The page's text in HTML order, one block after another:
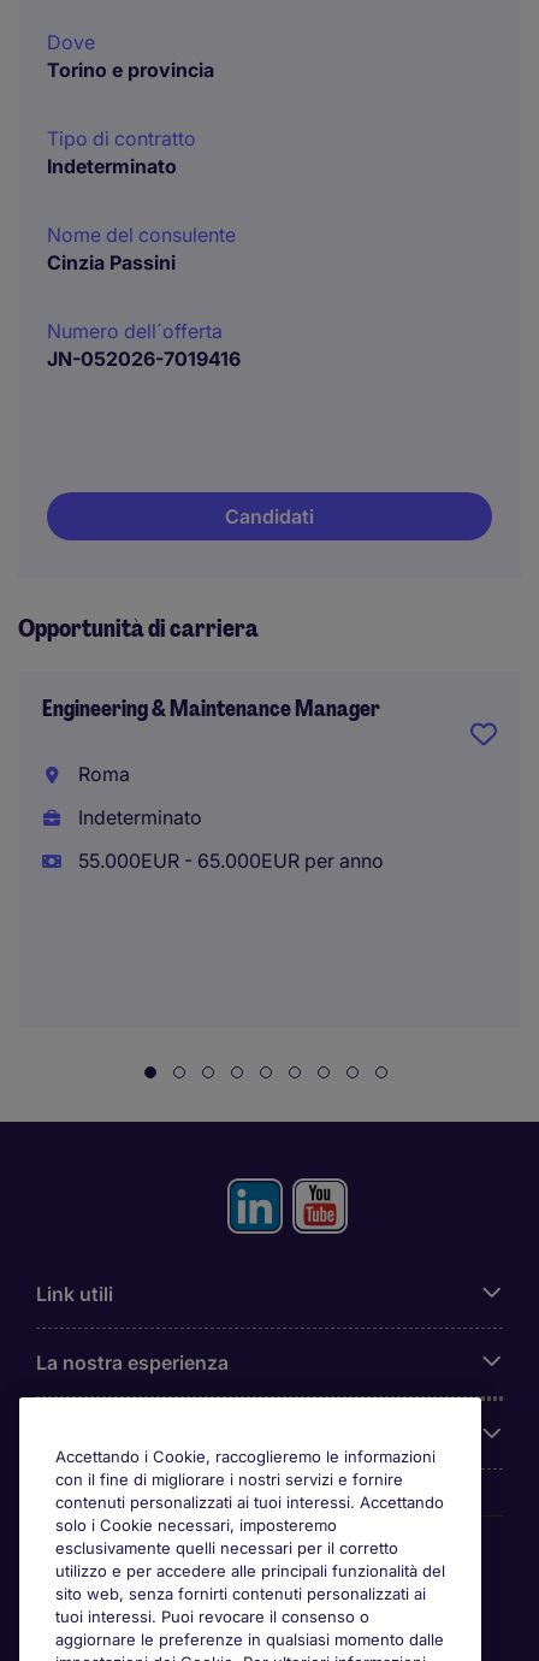
Dove
Torino e provincia
Tipo di contratto
Indeterminato
Nome del consulente
Cinzia Passini
Numero dell´offerta
JN-052026-7019416
Candidati
Opportunità di carriera
Engineering & Maintenance Manager
Roma
Indeterminato
55.000EUR - 65.000EUR per anno
Link utili
La nostra esperienza
Awards
Accettando i Cookie, raccoglieremo le informazioni
con il fine di migliorare i nostri servizi e fornire
contenuti personalizzati ai tuoi interessi. Accettando
solo i Cookie necessari, imposteremo
esclusivamente quelli necessari per il corretto
utilizzo e per accedere alle principali funzionalità del
sito web, senza fornirti contenuti personalizzati ai
tuoi interessi. Puoi revocare il consenso o
aggiornare le preferenze in qualsiasi momento dalle